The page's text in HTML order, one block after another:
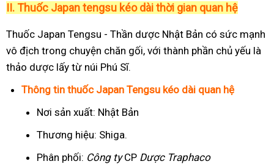
II. Thuốc Japan tengsu kéo dài thời gian quan hệ
Thuốc Japan Tengsu - Thần dược Nhật Bản có sức mạnh
vô địch trong chuyện chăn gối, với thành phần chủ yếu là
thảo dược lấy từ núi Phú Sĩ.
Thông tin thuốc Japan Tengsu kéo dài quan hệ
Nơi sản xuất: Nhật Bản
Thương hiệu: Shiga.
Phân phối: Công tyCP Dược Traphaco